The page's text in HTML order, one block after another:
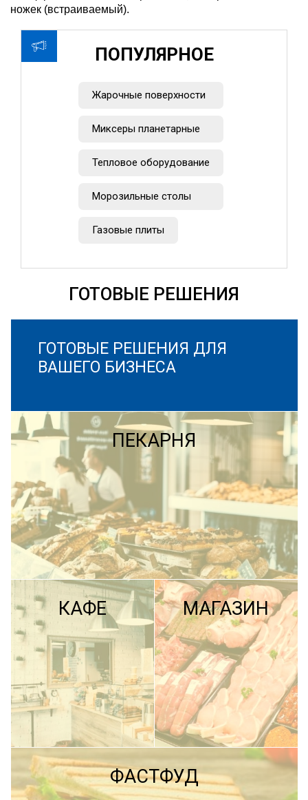
ножек (встраиваемый).
ПОПУЛЯРНОЕ
Жарочные поверхности
Миксеры планетарные
Тепловое оборудование
Морозильные столы
Газовые плиты
ГОТОВЫЕ РЕШЕНИЯ
ГОТОВЫЕ РЕШЕНИЯ ДЛЯ
ВАШЕГО БИЗНЕСА
ПЕКАРНЯ
ПОДРОБНЕЕ
КАФЕ МАГАЗИН
ФАСТФУД